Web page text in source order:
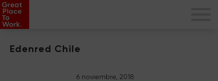
Edenred Chile
6 noviembre, 2018